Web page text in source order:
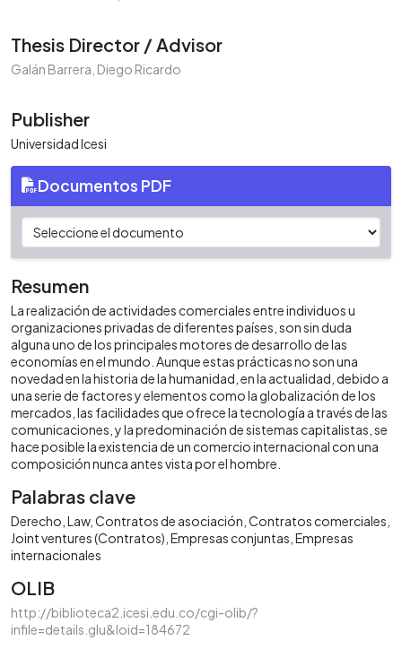
Thesis Director / Advisor
Galán Barrera, Diego Ricardo
Publisher
Universidad Icesi
Documentos PDF
Resumen
La realización de actividades comerciales entre individuos u
organizaciones privadas de diferentes países, son sin duda
alguna uno de los principales motores de desarrollo de las
economías en el mundo. Aunque estas prácticas no son una
novedad en la historia de la humanidad, en la actualidad, debido a
una serie de factores y elementos como la globalización de los
mercados, las facilidades que ofrece la tecnología a través de las
comunicaciones, y la predominación de sistemas capitalistas, se
hace posible la existencia de un comercio internacional con una
composición nunca antes vista por el hombre.
Palabras clave
Derecho Law Contratos de asociación Contratos comerciales
Joint ventures (Contratos) Empresas conjuntas Empresas
internacionales
OLIB
http://biblioteca2.icesi.edu.co/cgi-olib/?
infile=details.glu&loid=184672